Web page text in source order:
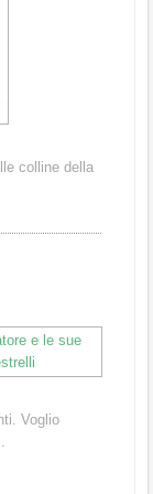
colline della
Voglio